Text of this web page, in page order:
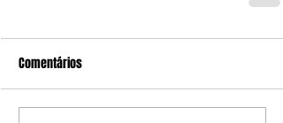
Comentários